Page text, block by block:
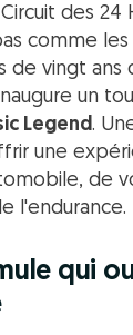
des 24
comme
de vingt ans
un
Legend.
une
de
l'endurance.
qui